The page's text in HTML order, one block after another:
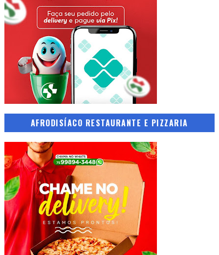
AFRODISÍACO RESTAURANTE E PIZZARIA